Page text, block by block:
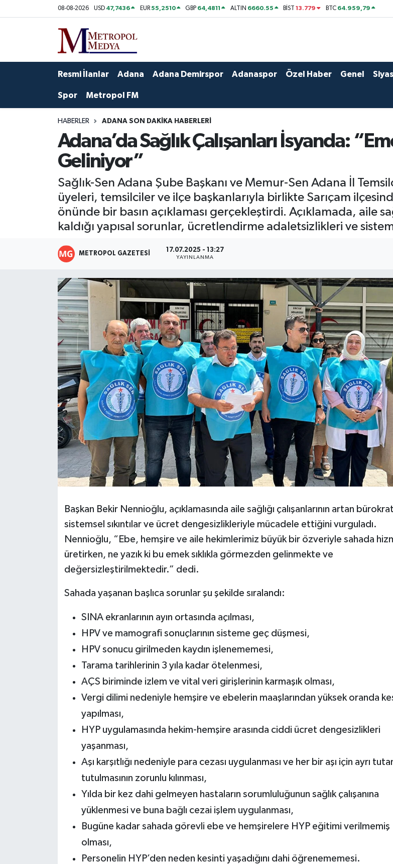
08-08-2026 USD 47,7436 EUR55,2510 GBP 64,4811 ALTIN 6660.55 BİST13.779 BTC 64.959,79
Resmi İlanlar Adana Adana Demirspor Adanaspor Özel Haber Genel
Spor Metropol FM
HABERLER ADANA SON DAKIKA HABERLERI
Adana’da Sağlık Çalışanları İsyanda:
Geliniyor”
Sağlık-Sen Adana Şube Başkanı ve Memur-Sen Adana İl
üyeleri, temsilciler ve ilçe başkanlarıyla birlikte Sarıçam
önünde bir basın açıklaması gerçekleştirdi. Açıklamada, aile
kaldığı yapısal sorunlar, ücretlendirme adaletsizlikleri ve
METROPOL GAZETESI 17.07.2025 - 13:27
YAYINLANMA
Başkan Bekir Nennioğlu, açıklamasında aile sağlığı çalışanlarının artan
sistemsel sıkıntılar ve ücret dengesizlikleriyle mücadele ettiğini vurguladı.
Nennioğlu, “Ebe, hemşire ve aile hekimlerimiz büyük bir özveriyle sahada
üretirken, ne yazık ki bu emek sıklıkla görmezden gelinmekte ve
değersizleştirilmektedir.” dedi.
Sahada yaşanan başlıca sorunlar şu şekilde sıralandı:
SINA ekranlarının ayın ortasında açılması,
HPV ve mamografi sonuçlarının sisteme geç düşmesi,
HPV sonucu girilmeden kaydın işlenememesi,
Tarama tarihlerinin 3 yıla kadar ötelenmesi,
AÇS biriminde izlem ve vital veri girişlerinin karmaşık olması,
Vergi dilimi nedeniyle hemşire ve ebelerin maaşlarından yüksek oranda
yapılması,
HYP uygulamasında hekim-hemşire arasında ciddi ücret dengesizlikleri
yaşanması,
Aşı karşıtlığı nedeniyle para cezası uygulanması ve her bir aşı için ayrı
tutulmasının zorunlu kılınması,
Yılda bir kez dahi gelmeyen hastaların sorumluluğunun sağlık çalışanına
yüklenmesi ve buna bağlı cezai işlem uygulanması,
Bugüne kadar sahada görevli ebe ve hemşirelere HYP eğitimi verilmemiş
olması,
Personelin HYP’den neden kesinti yaşadığını dahi öğrenememesi.
Ekonomi
Özel Haberler
Yerel Yönetim
Kültür-Sanat
Magazin
Yazarlar
Foto Galeri
Seyhan Nöbetçi Eczaneler
Seyhan Hava Durumu
Tüm Manşetler
Son Dakika Haberleri
Haber Arşivi